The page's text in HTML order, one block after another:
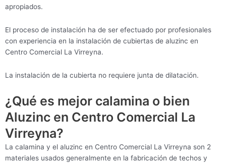
apropiados.
El proceso de instalación ha de ser efectuado por profesionales
con experiencia en la instalación de cubiertas de aluzinc en
Centro Comercial La Virreyna.
La instalación de la cubierta no requiere junta de dilatación.
¿Qué es mejor calamina o bien
Aluzinc en Centro Comercial La
Virreyna?
La calamina y el aluzinc en Centro Comercial La Virreyna son 2
materiales usados generalmente en la fabricación de techos y